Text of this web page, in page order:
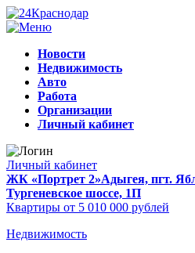
Новости
Недвижимость
Авто
Работа
Организации
Личный кабинет
Личный кабинет
ЖК «Портрет 2»Адыгея, пгт.
Тургеневское шоссе, 1П
Квартиры от 5 010 000 рублей
Недвижимость